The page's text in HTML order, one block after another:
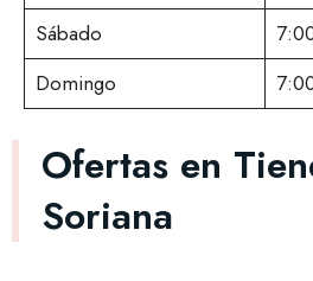
Sábado
Domingo
Ofertas en
Soriana